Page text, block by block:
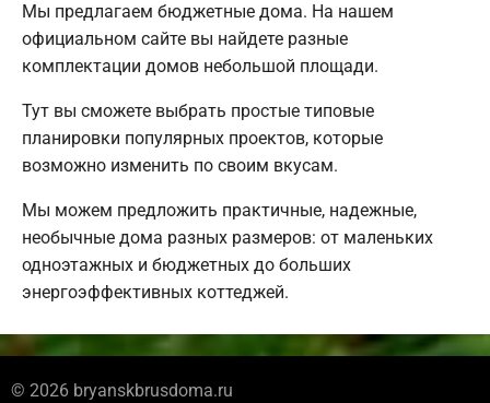
Мы предлагаем бюджетные дома. На нашем
официальном сайте вы найдете разные
комплектации домов небольшой площади.
Тут вы сможете выбрать простые типовые
планировки популярных проектов, которые
возможно изменить по своим вкусам.
Мы можем предложить практичные, надежные,
необычные дома разных размеров: от маленьких
одноэтажных и бюджетных до больших
энергоэффективных коттеджей.
© 2026 bryanskbrusdoma.ru